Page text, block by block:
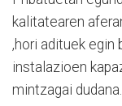
kalitatearen
,hori adituek egin
instalazioen
mintzagai dudana.